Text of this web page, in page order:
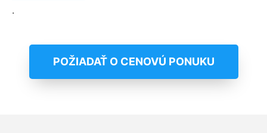
.
POŽIADAŤ O CENOVÚ PONUKU